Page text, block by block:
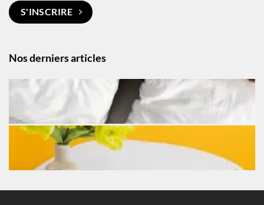
Nos derniers articles
S'INSCRIRE